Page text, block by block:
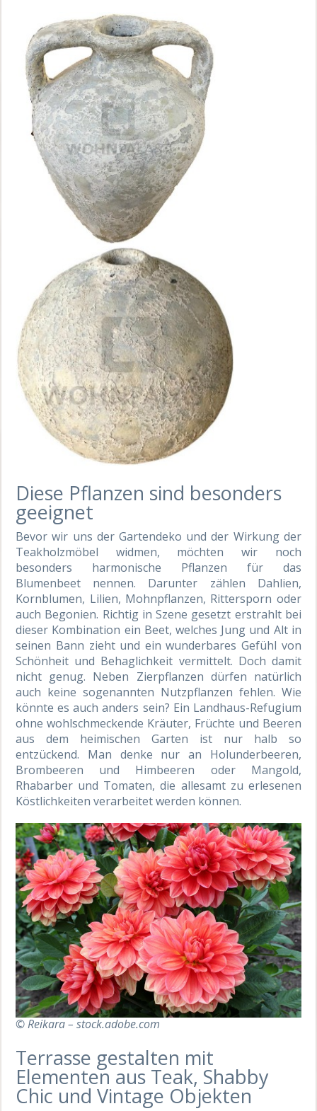
Diese Pflanzen sind besonders
geeignet
Bevor wir uns der Gartendeko und der Wirkung der
Teakholzmöbel widmen, möchten wir noch
besonders harmonische Pflanzen für das
Blumenbeet nennen. Darunter zählen Dahlien,
Kornblumen, Lilien, Mohnpflanzen, Rittersporn oder
auch Begonien. Richtig in Szene gesetzt erstrahlt bei
dieser Kombination ein Beet, welches Jung und Alt in
seinen Bann zieht und ein wunderbares Gefühl von
Schönheit und Behaglichkeit vermittelt. Doch damit
nicht genug. Neben Zierpflanzen dürfen natürlich
auch keine sogenannten Nutzpflanzen fehlen. Wie
könnte es auch anders sein? Ein Landhaus-Refugium
ohne wohlschmeckende Kräuter, Früchte und Beeren
aus dem heimischen Garten ist nur halb so
entzückend. Man denke nur an Holunderbeeren,
Brombeeren und Himbeeren oder Mangold,
Rhabarber und Tomaten, die allesamt zu erlesenen
Köstlichkeiten verarbeitet werden können.
© Reikara – stock.adobe.com
Terrasse gestalten mit
Elementen aus Teak, Shabby
Chic und Vintage Objekten